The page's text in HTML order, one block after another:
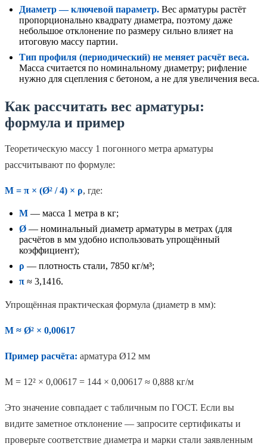
Диаметр — ключевой параметр. Вес арматуры растёт
пропорционально квадрату диаметра, поэтому даже
небольшое отклонение по размеру сильно влияет на
итоговую массу партии.
Тип профиля (периодический) не меняет расчёт веса.
Масса считается по номинальному диаметру; рифление
нужно для сцепления с бетоном, а не для увеличения веса.
Как рассчитать вес арматуры:
формула и пример
Теоретическую массу 1 погонного метра арматуры
рассчитывают по формуле:
M = π × (Ø² / 4) × ρ, где:
M — масса 1 метра в кг;
Ø — номинальный диаметр арматуры в метрах (для
расчётов в мм удобно использовать упрощённый
коэффициент);
ρ — плотность стали, 7850 кг/м³;
π ≈ 3,1416.
Упрощённая практическая формула (диаметр в мм):
M ≈ Ø² × 0,00617
Пример расчёта: арматура Ø12 мм
M = 12² × 0,00617 = 144 × 0,00617 ≈ 0,888 кг/м
Это значение совпадает с табличным по ГОСТ. Если вы
видите заметное отклонение — запросите сертификаты и
проверьте соответствие диаметра и марки стали заявленным